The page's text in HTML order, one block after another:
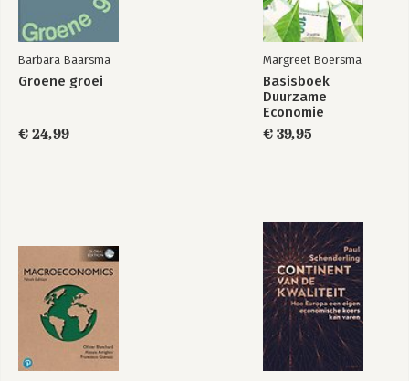
Register 440
Barbara Baarsma
Groene groei
€ 24,99
Margreet Boersma
Basisboek
Duurzame
Economie
€ 39,95